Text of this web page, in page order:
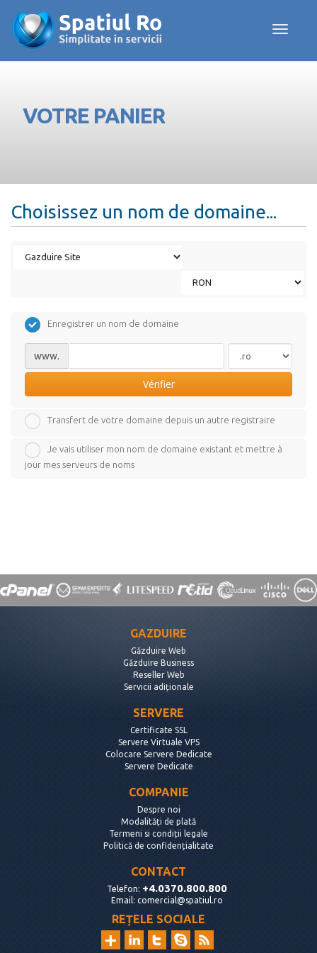
Toggle
VOTRE PANIER
Choisissez un nom de domaine...
Enregistrer un nom de domaine
www.
Vérifier
Transfert de votre domaine depuis un autre registraire
Je vais utiliser mon nom de domaine existant et mettre à
jour mes serveurs de noms
GAZDUIRE
Găzduire Web
Găzduire Business
Reseller Web
Servicii adiționale
SERVERE
Certificate SSL
Servere Virtuale VPS
Colocare Servere Dedicate
Servere Dedicate
COMPANIE
Despre noi
Modalități de plată
Termeni si condiții legale
Politică de confidențialitate
CONTACT
Telefon: +4.0370.800.800
Email: comercial@spatiul.ro
REȚELE SOCIALE